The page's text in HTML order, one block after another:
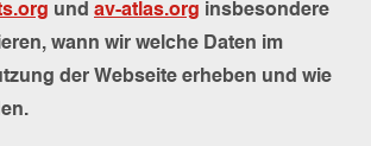
und av-atlas.org insbesondere
wann wir welche Daten im
der Webseite erheben und wie